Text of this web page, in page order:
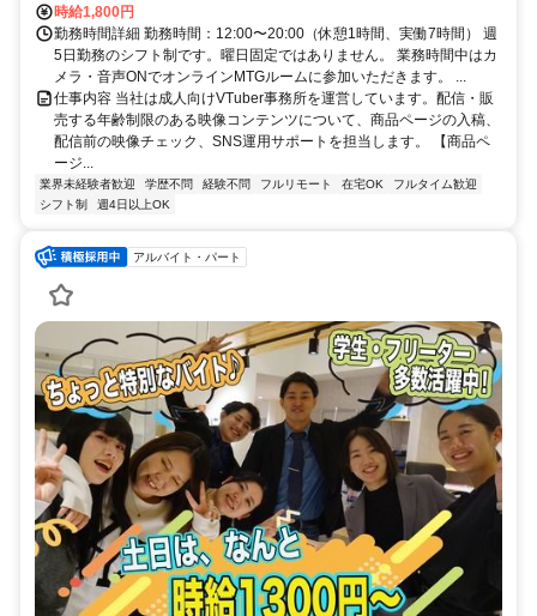
時給1,800円
勤務時間詳細 勤務時間：12:00〜20:00（休憩1時間、実働7時間） 週
5日勤務のシフト制です。曜日固定ではありません。 業務時間中はカ
メラ・音声ONでオンラインMTGルームに参加いただきます。 ...
仕事内容 当社は成人向けVTuber事務所を運営しています。配信・販
売する年齢制限のある映像コンテンツについて、商品ページの入稿、
配信前の映像チェック、SNS運用サポートを担当します。 【商品ペ
ージ...
業界未経験者歓迎 学歴不問 経験不問 フルリモート 在宅OK
フルタイム歓迎
シフト制
週4日以上OK
アルバイト・パート